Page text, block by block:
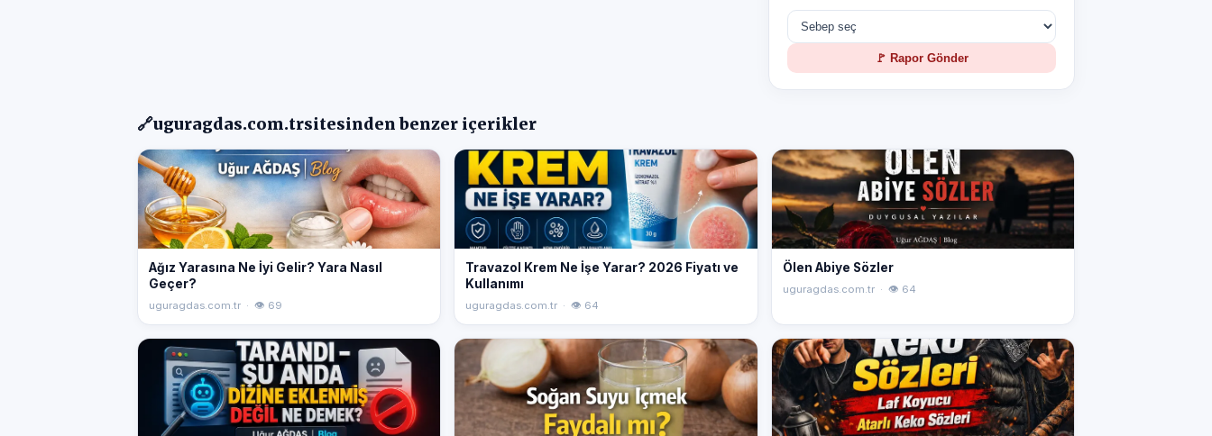
🚩 Rapor Gönder
🔗uguragdas.com.trsitesinden benzer içerikler
Ağız Yarasına Ne İyi Gelir? Yara Nasıl
Geçer?
uguragdas.com.tr · 👁 69
Travazol Krem Ne İşe Yarar? 2026 Fiyatı ve
Kullanımı
uguragdas.com.tr · 👁 64
Ölen Abiye Sözler
uguragdas.com.tr · 👁 64